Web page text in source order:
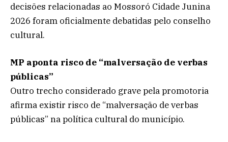
decisões relacionadas ao Mossoró Cidade Junina
2026 foram oficialmente debatidas pelo conselho
cultural.
MP aponta risco de “malversação de verbas
públicas”
Outro trecho considerado grave pela promotoria
afirma existir risco de “malversação de verbas
públicas” na política cultural do município.